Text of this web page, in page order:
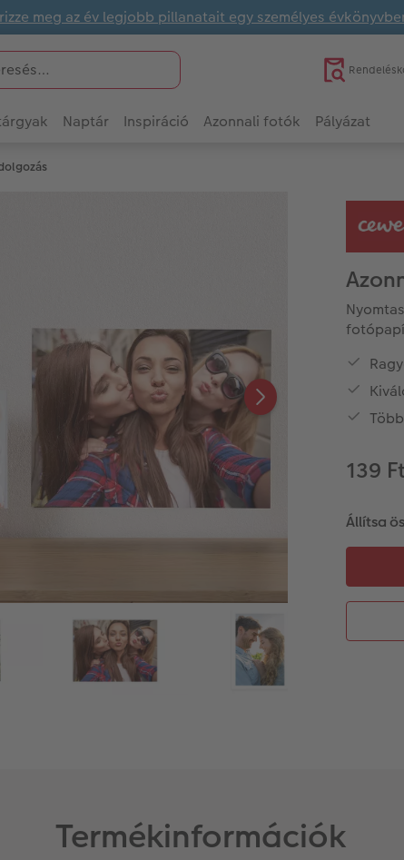
meg az év legjobb pillanatait egy személyes
Naptár Inspiráció Azonnali fotók Pályázat
139
Állítsa
Termékinformációk